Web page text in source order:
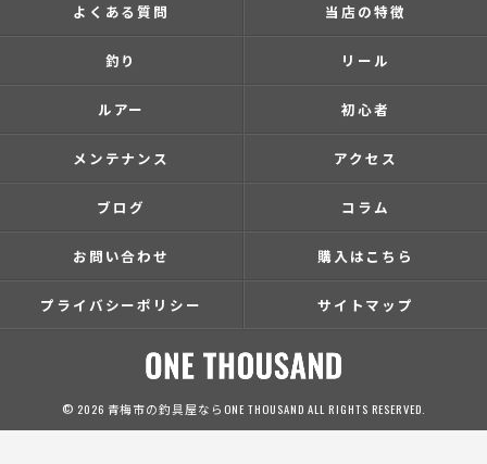
よくある質問 当店の特徴
釣り リール
ルアー 初心者
メンテナンス アクセス
ブログ コラム
お問い合わせ 購入はこちら
プライバシーポリシー サイトマップ
© 2026 青梅市の釣具屋ならONE THOUSAND ALL RIGHTS RESERVED.